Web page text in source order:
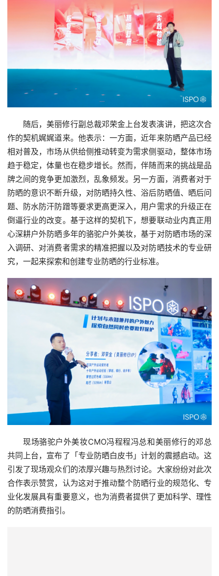
随后，美丽修行副总裁邓荣金上台发表演讲，把这次合
作的契机娓娓道来。他表示：一方面，近年来防晒产品已经
相对普及，市场从供给侧推动转变为需求侧驱动，整体市场
趋于稳定，体量也在稳步增长。然而，伴随而来的挑战是品
牌之间的竞争更加激烈，乱象频发。另一方面，消费者对于
防晒的意识不断升级，对防晒持久性、浴后防晒值、晒后问
题、防水防汗防蹭等要求更高更深入，用户需求的升级正在
倒逼行业的改变。基于这样的契机下，想要联动业内真正用
心深耕户外防晒多年的骆驼户外美妆，基于对防晒市场的深
入调研、对消费者需求的精准把握以及对防晒技术的专业研
究，一起来探索和创建专业防晒的行业标准。
现场骆驼户外美妆CMO冯程程冯总和美丽修行的邓总
共同上台，宣布了「专业防晒白皮书」计划的震撼启动。这
引发了现场观众们的浓厚兴趣与热烈讨论。大家纷纷对此次
合作表示赞赏，认为这对于推动整个防晒行业的规范化、专
业化发展具有重要意义，也为消费者提供了更加科学、理性
的防晒消费指引。